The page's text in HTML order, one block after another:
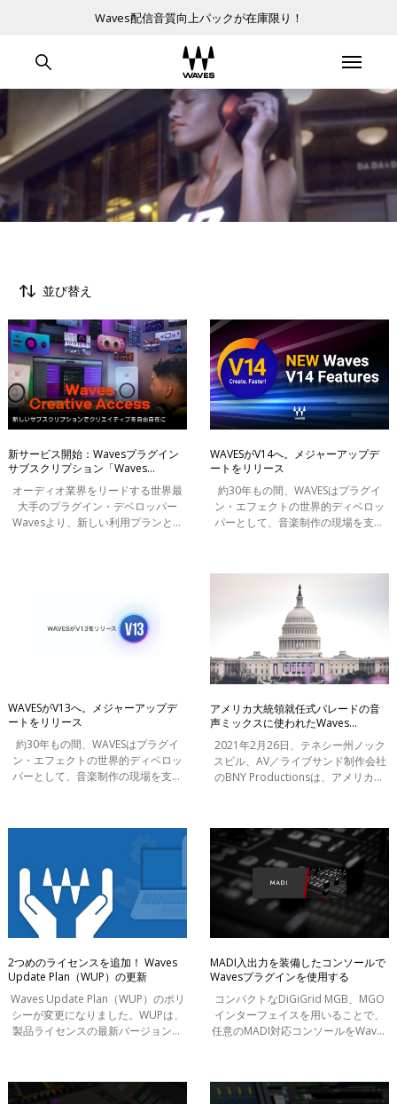
Waves配信音質向上パックが在庫限り！
すべて
My Favorite Waves
Tips
Waves Genius
インタビュー
インフォメーション
はじめてのミックス：1分で解説
並び替え
新サービス開始：Wavesプラグイン
サブスクリプション「Waves
Creative Access」を2023年3月27日
より開始。
オーディオ業界をリードする世界最
大手のプラグイン・デベロッパー
Wavesより、新しい利用プランとな
WAVESがV14へ。メジャーアップデ
ートをリリース
約30年もの間、WAVESはプラグイ
ン・エフェクトの世界的ディベロッ
パーとして、音楽制作の現場を支え
スいたします。
WAVESがV13へ。メジャーアップデ
ートをリリース
約30年もの間、WAVESはプラグイ
ン・エフェクトの世界的ディベロッ
パーとして、音楽制作の現場を支え
スいたします。
アメリカ大統領就任式パレードの音
声ミックスに使われたWaves
eMotion LV1ライブコンソール
2021年2月26日、テネシー州ノック
スビル、AV／ライブサンド制作会社
のBNY Productionsは、アメリカ大
eMotion LV1ライブコンソールと
Wavesプラグイ
2つめのライセンスを追加！ Waves
Update Plan（WUP）の更新
Waves Update Plan（WUP）のポリ
シーが変更になりました。WUPは、
製品ライセンスの最新バージョンへ
適用期間内の最新バージョンのライ
センス、ボ
MADI入出力を装備したコンソールで
Wavesプラグインを使用する
コンパクトなDiGiGrid MGB、MGO
インターフェイスを用いることで、
任意のMADI対応コンソールをWaves
接続できます。数百ものWavesプラ
グインをアウ